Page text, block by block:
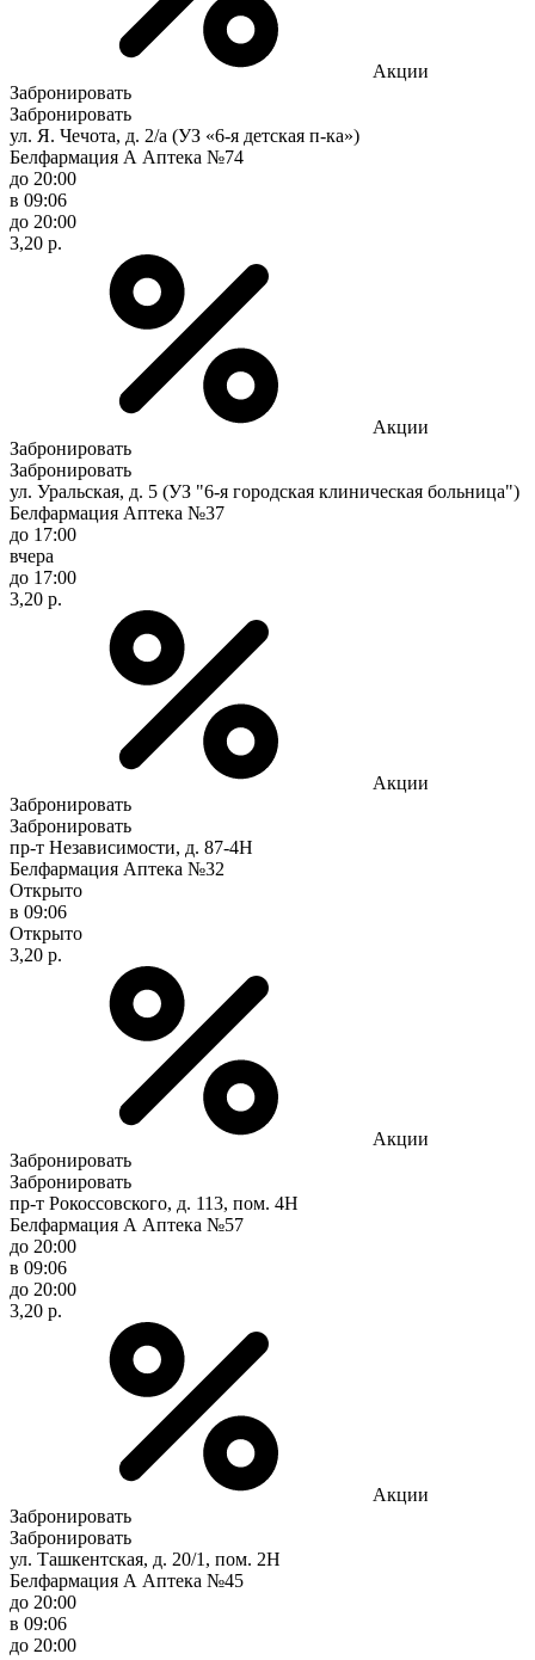
Акции
Забронировать
Забронировать
ул. Я. Чечота, д. 2/а (УЗ «6-я детская п-ка»)
Белфармация А Аптека №74
до 20:00
в 09:06
до 20:00
3,20 р.
Акции
Забронировать
Забронировать
ул. Уральская, д. 5 (УЗ "6-я городская клиническая больница")
Белфармация Аптека №37
до 17:00
вчера
до 17:00
3,20 р.
Акции
Забронировать
Забронировать
пр-т Независимости, д. 87-4Н
Белфармация Аптека №32
Открыто
в 09:06
Открыто
3,20 р.
Акции
Забронировать
Забронировать
пр-т Рокоссовского, д. 113, пом. 4Н
Белфармация А Аптека №57
до 20:00
в 09:06
до 20:00
3,20 р.
Акции
Забронировать
Забронировать
ул. Ташкентская, д. 20/1, пом. 2Н
Белфармация А Аптека №45
до 20:00
в 09:06
до 20:00